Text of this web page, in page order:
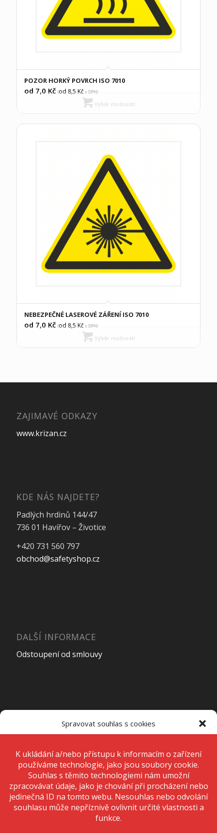
Spravovat souhlas s cookies
technologie, jako jsou soubory cookie. Děláme to, abychom zlepšili
zážitek z prohlížení a zobrazovali personalizované reklamy. Souhlas s
těmito technologiemi nám umožní zpracovávat údaje, jako je chování
při procházení nebo jedinečná ID na tomto webu. Nesouhlas nebo
odvolání souhlasu může nepříznivě ovlivnit určité vlastnosti a funkce.
Přijmout
POZOR HORKÝ POVRCH ISO 7010
od 7,0 Kč (od 8,5 Kčs DPH)
Výběr možností
NEBEZPEČNÉ LASEROVÉ ZÁŘENÍ ISO 7010
od 7,0 Kč (od 8,5 Kčs DPH)
Výběr možností
ZAJIMAVÉ ODKAZY
www.krizan.cz
KDE NÁS NAJDETE?
Padlých hrdinů 144/47
736 01 Havířov – Životice
+420 731 560 797
obchod@safetyshop.cz
DALŠÍ INFORMACE
Odstoupení od smlouvy
Pondělí – Pátek7:00 – 15:00
SobotaZavřeno
Neděle Zavřeno